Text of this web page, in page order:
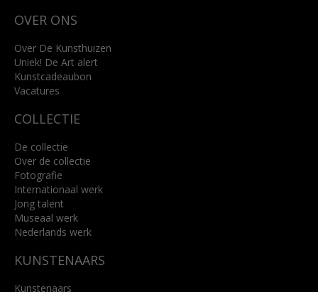
4818 SB Breda
info@kunsthuisbreda.nl
Lees meer
OVER ONS
Over De Kunsthuizen
Uniek! De Art alert
Kunstcadeaubon
Vacatures
COLLECTIE
De collectie
Over de collectie
Fotografie
Internationaal werk
Jong talent
Museaal werk
Nederlands werk
KUNSTENAARS
Kunstenaars